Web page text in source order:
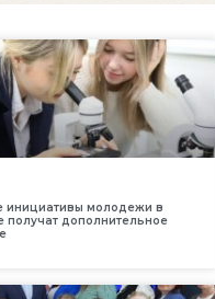
инициативы молодежи в
получат дополнительное